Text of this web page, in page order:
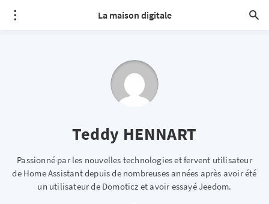
La maison digitale
Teddy HENNART
Passionné par les nouvelles technologies et fervent utilisateur
de Home Assistant depuis de nombreuses années après avoir été
un utilisateur de Domoticz et avoir essayé Jeedom.